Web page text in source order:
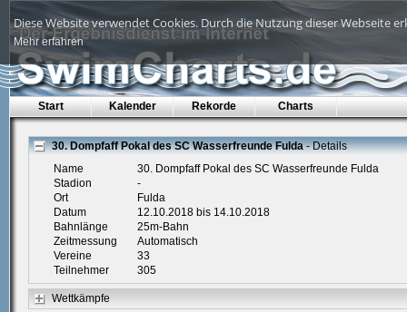
Diese Website verwendet Cookies. Durch die Nutzung dieser Webseite
Mehr erfahren
Start Kalender Rekorde Charts
30. Dompfaff Pokal des SC Wasserfreunde Fulda- Details
Name
30. Dompfaff Pokal des SC Wasserfreunde Fulda
Stadion
-
Ort
Fulda
Datum
12.10.2018 bis 14.10.2018
Bahnlänge
25m-Bahn
Zeitmessung
Automatisch
Vereine
33
Teilnehmer
305
Wettkämpfe